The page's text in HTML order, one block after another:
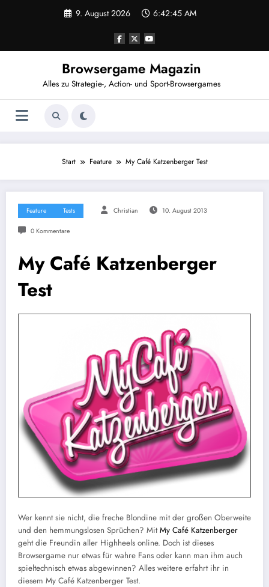
9. August 2026 6:42:45 AM
Browsergame Magazin
Alles zu Strategie-, Action- und Sport-Browsergames
Start Feature My Café Katzenberger Test
Feature Tests Christian 10. August 2013
0 Kommentare
My Café Katzenberger
Test
Wer kennt sie nicht, die freche Blondine mit der großen Oberweite
und den hemmungslosen Sprüchen? MitMy Café Katzenberger
geht die Freundin aller Highheels online. Doch ist dieses
Browsergame nur etwas für wahre Fans oder kann man ihm auch
spieltechnisch etwas abgewinnen? Alles weitere erfahrt ihr in
diesem My Café Katzenberger Test.